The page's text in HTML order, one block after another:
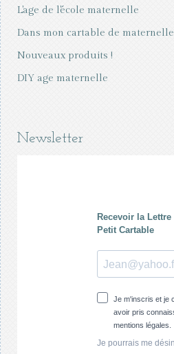
L'age de l'école maternelle
Dans mon cartable de maternelle
Nouveaux produits !
DIY age maternelle
Newsletter